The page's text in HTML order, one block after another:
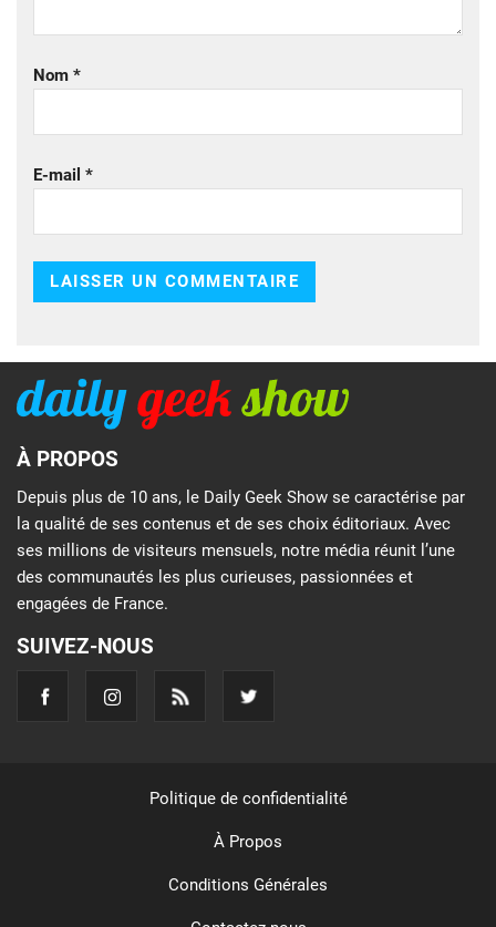
Nom *
E-mail *
À PROPOS
Depuis plus de 10 ans, le Daily Geek Show se caractérise par
la qualité de ses contenus et de ses choix éditoriaux. Avec
ses millions de visiteurs mensuels, notre média réunit l’une
des communautés les plus curieuses, passionnées et
engagées de France.
SUIVEZ-NOUS
Politique de confidentialité
À Propos
Conditions Générales